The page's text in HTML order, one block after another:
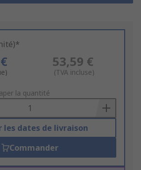
53,59 €
(TVA incluse)
la quantité
les dates de livraison
Commander